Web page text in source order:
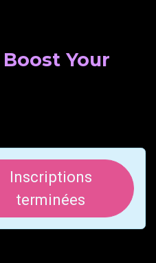
Your
Inscriptions
terminées